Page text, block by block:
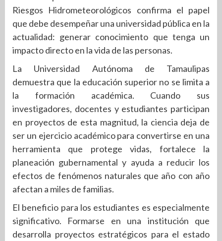
Riesgos Hidrometeorológicos confirma el papel
que debe desempeñar una universidad pública en la
actualidad: generar conocimiento que tenga un
impacto directo en la vida de las personas.
La Universidad Autónoma de Tamaulipas
demuestra que la educación superior no se limita a
la formación académica. Cuando sus
investigadores, docentes y estudiantes participan
en proyectos de esta magnitud, la ciencia deja de
ser un ejercicio académico para convertirse en una
herramienta que protege vidas, fortalece la
planeación gubernamental y ayuda a reducir los
efectos de fenómenos naturales que año con año
afectan a miles de familias.
El beneficio para los estudiantes es especialmente
significativo. Formarse en una institución que
desarrolla proyectos estratégicos para el estado